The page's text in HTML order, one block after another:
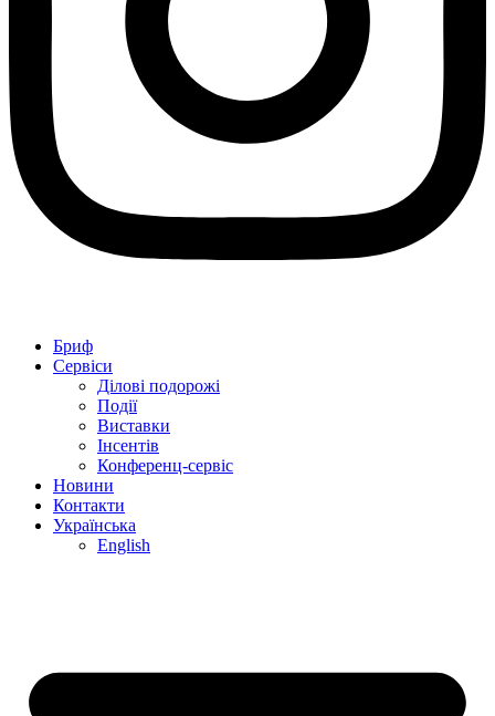
Бриф
Сервіси
Ділові подорожі
Події
Виставки
Інсентів
Конференц-сервіс
Новини
Контакти
Українська
English